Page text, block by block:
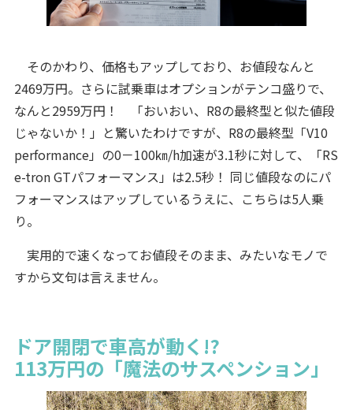
そのかわり、価格もアップしており、お値段なんと
2469万円。さらに試乗車はオプションがテンコ盛りで、
なんと2959万円！ 「おいおい、R8の最終型と似た値段
じゃないか！」と驚いたわけですが、R8の最終型「V10
performance」の0－100㎞/h加速が3.1秒に対して、「RS
e-tron GTパフォーマンス」は2.5秒！ 同じ値段なのにパ
フォーマンスはアップしているうえに、こちらは5人乗
り。
実用的で速くなってお値段そのまま、みたいなモノで
すから文句は言えません。
ドア開閉で車高が動く!?
113万円の「魔法のサスペンション」